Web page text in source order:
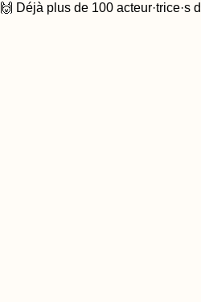
🙌 Déjà plus de 100 acteur·trice·s